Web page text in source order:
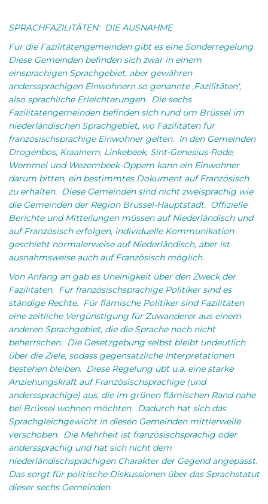
SPRACHFAZILITÄTEN: DIE AUSNAHME
Für die Fazilitätengemeinden gibt es eine Sonderregelung.
Diese Gemeinden befinden sich zwar in einem
einsprachigen Sprachgebiet, aber gewähren
anderssprachigen Einwohnern so genannte ‚Fazilitäten‘,
also sprachliche Erleichterungen. Die sechs
Fazilitätengemeinden befinden sich rund um Brüssel im
niederländischen Sprachgebiet, wo Fazilitäten für
französischsprachige Einwohner gelten. In den Gemeinden
Drogenbos, Kraainem, Linkebeek, Sint-Genesius-Rode,
Wemmel und Wezembeek-Oppem kann ein Einwohner
darum bitten, ein bestimmtes Dokument auf Französisch
zu erhalten. Diese Gemeinden sind nicht zweisprachig wie
die Gemeinden der Region Brüssel-Hauptstadt. Offizielle
Berichte und Mitteilungen müssen auf Niederländisch und
auf Französisch erfolgen, individuelle Kommunikation
geschieht normalerweise auf Niederländisch, aber ist
ausnahmsweise auch auf Französisch möglich.
Von Anfang an gab es Uneinigkeit über den Zweck der
Fazilitäten. Für französischsprachige Politiker sind es
ständige Rechte. Für flämische Politiker sind Fazilitäten
eine zeitliche Vergünstigung für Zuwanderer aus einem
anderen Sprachgebiet, die die Sprache noch nicht
beherrschen. Die Gesetzgebung selbst bleibt undeutlich
über die Ziele, sodass gegensätzliche Interpretationen
bestehen bleiben. Diese Regelung übt u.a. eine starke
Anziehungskraft auf Französischsprachige (und
anderssprachige) aus, die im grünen flämischen Rand nahe
bei Brüssel wohnen möchten. Dadurch hat sich das
Sprachgleichgewicht in diesen Gemeinden mittlerweile
verschoben. Die Mehrheit ist französischsprachig oder
anderssprachig und hat sich nicht dem
niederländischsprachigen Charakter der Gegend angepasst.
Das sorgt für politische Diskussionen über das Sprachstatut
dieser sechs Gemeinden.